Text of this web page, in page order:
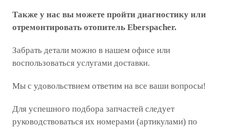
Также у нас вы можете пройти диагностику или
отремонтировать отопитель Eberspacher.
Забрать детали можно в нашем офисе или
воспользоваться услугами доставки.
Мы с удовольствием ответим на все ваши вопросы!
Для успешного подбора запчастей следует
руководствоваться их номерами (артикулами) по